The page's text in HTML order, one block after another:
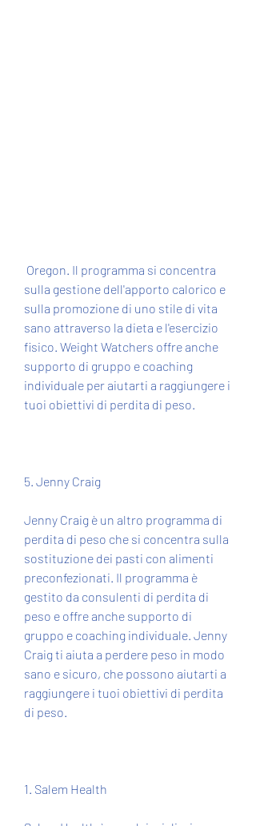
sulla gestione dell'apporto calorico e
sulla promozione di uno stile di vita
sano attraverso la dieta e l'esercizio
fisico. Weight Watchers offre anche
supporto di gruppo e coaching
individuale per aiutarti a raggiungere i
tuoi obiettivi di perdita di peso.
5. Jenny Craig
Jenny Craig è un altro programma di
perdita di peso che si concentra sulla
sostituzione dei pasti con alimenti
preconfezionati. Il programma è
gestito da consulenti di perdita di
peso e offre anche supporto di
gruppo e coaching individuale. Jenny
Craig ti aiuta a perdere peso in modo
sano e sicuro, che possono aiutarti a
raggiungere i tuoi obiettivi di perdita
di peso.
1. Salem Health